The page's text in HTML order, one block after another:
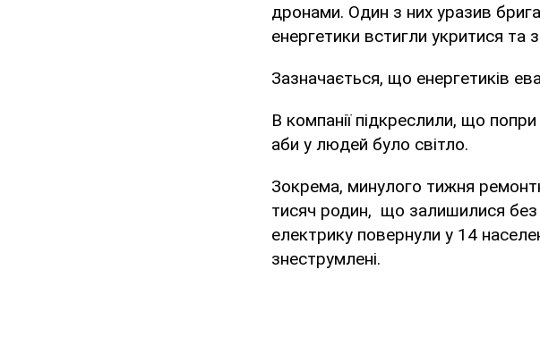
дронами. Один з них уразив
енергетики встигли укритися
Зазначається, що енергетиків
В компанії підкреслили, що
аби у людей було світло.
Зокрема, минулого тижня
тисяч родин, що залишилися без
електрику повернули у 14
знеструмлені.